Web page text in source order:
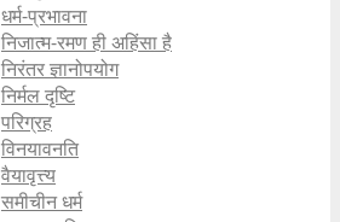
धर्म-प्रभावना
निजात्म-रमण ही अहिंसा है
निरंतर ज्ञानोपयोग
निर्मल दृष्टि
परिग्रह
विनयावनति
वैयावृत्त्य
समीचीन धर्म